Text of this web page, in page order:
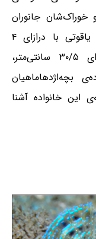
خوراک‌شان جانوران
کف‌زی ریز و بی‌مهرگان است. اژدهاچه‌ی یاقوتی با درازای ۴
سانتی‌متر و اژدهاچه‌ی معمولی با درازای ۳۰/۵ سانتی‌متر،
بچه‌اژدهاماهیان
در این نوشته با ۱۷ گونه‌ی این خانواده آشنا